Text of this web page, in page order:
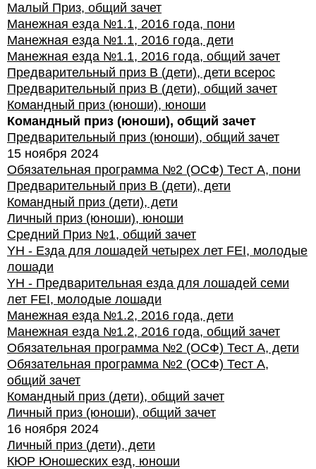
Малый Приз, общий зачет
Манежная езда №1.1, 2016 года, пони
Манежная езда №1.1, 2016 года, дети
Манежная езда №1.1, 2016 года, общий зачет
Предварительный приз В (дети), дети всерос
Предварительный приз В (дети), общий зачет
Командный приз (юноши), юноши
Командный приз (юноши), общий зачет
Предварительный приз (юноши), общий зачет
15 ноября 2024
Обязательная программа №2 (ОСФ) Тест А, пони
Предварительный приз В (дети), дети
Командный приз (дети), дети
Личный приз (юноши), юноши
Средний Приз №1, общий зачет
YH - Езда для лошадей четырех лет FEI, молодые
лошади
YH - Предварительная езда для лошадей семи
лет FEI, молодые лошади
Манежная езда №1.2, 2016 года, дети
Манежная езда №1.2, 2016 года, общий зачет
Обязательная программа №2 (ОСФ) Тест А, дети
Обязательная программа №2 (ОСФ) Тест А,
общий зачет
Командный приз (дети), общий зачет
Личный приз (юноши), общий зачет
16 ноября 2024
Личный приз (дети), дети
КЮР Юношеских езд, юноши